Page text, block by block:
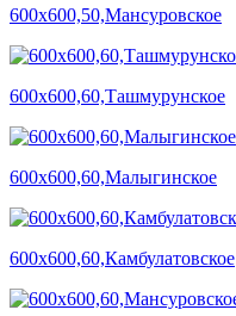
600х600,50,Мансуровское
600х600,60,Ташмурунское
600х600,60,Малыгинское
600х600,60,Камбулатовское